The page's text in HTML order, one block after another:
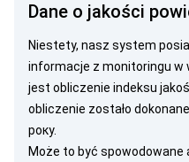
Dane o jakości
Niestety, nasz system
informacje z monitoringu w
jest obliczenie indeksu
obliczenie zostało
року.
Może to być